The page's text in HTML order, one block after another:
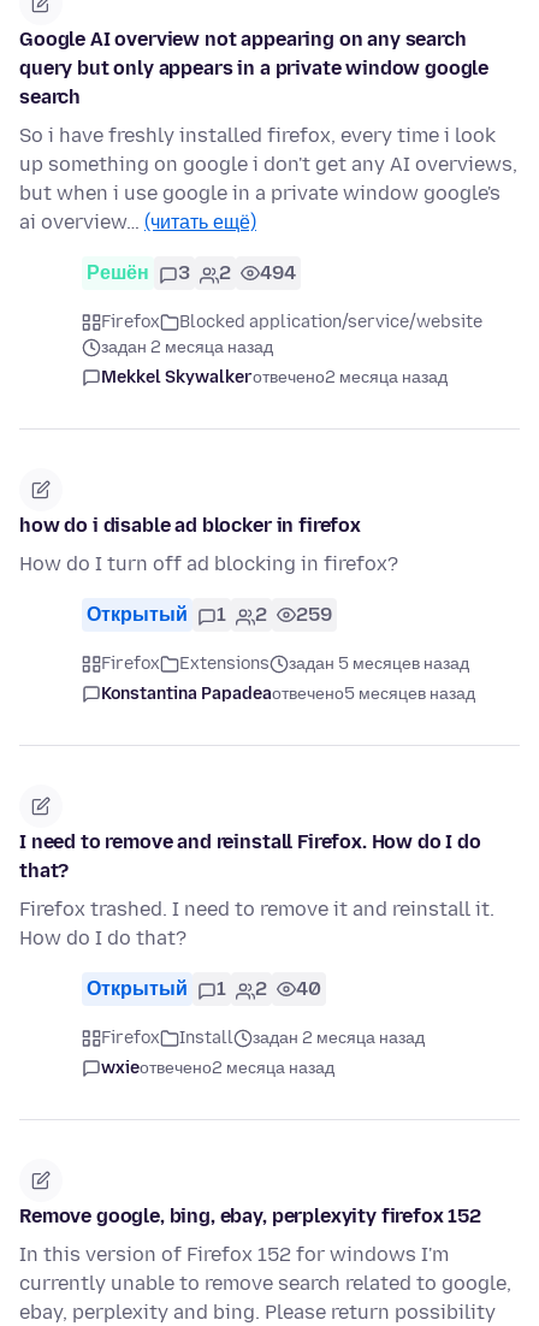
Google AI overview not appearing on any search
query but only appears in a private window google
search
So i have freshly installed firefox, every time i look
up something on google i don't get any AI overviews,
but when i use google in a private window google's
ai overview… (читать ещё)
Решён 3 2 494
Firefox
Blocked application/service/website
задан 2 месяца назад
Mekkel Skywalkerотвечено2 месяца назад
how do i disable ad blocker in firefox
How do I turn off ad blocking in firefox?
Открытый 1 2 259
Firefox Extensions
задан 5 месяцев назад
Konstantina Papadeaотвечено5 месяцев назад
I need to remove and reinstall Firefox. How do I do
that?
Firefox trashed. I need to remove it and reinstall it.
How do I do that?
Открытый 1 2 40
Firefox Install
задан 2 месяца назад
wxieотвечено2 месяца назад
Remove google, bing, ebay, perplexyity firefox 152
In this version of Firefox 152 for windows I'm
currently unable to remove search related to google,
ebay, perplexity and bing. Please return possibility